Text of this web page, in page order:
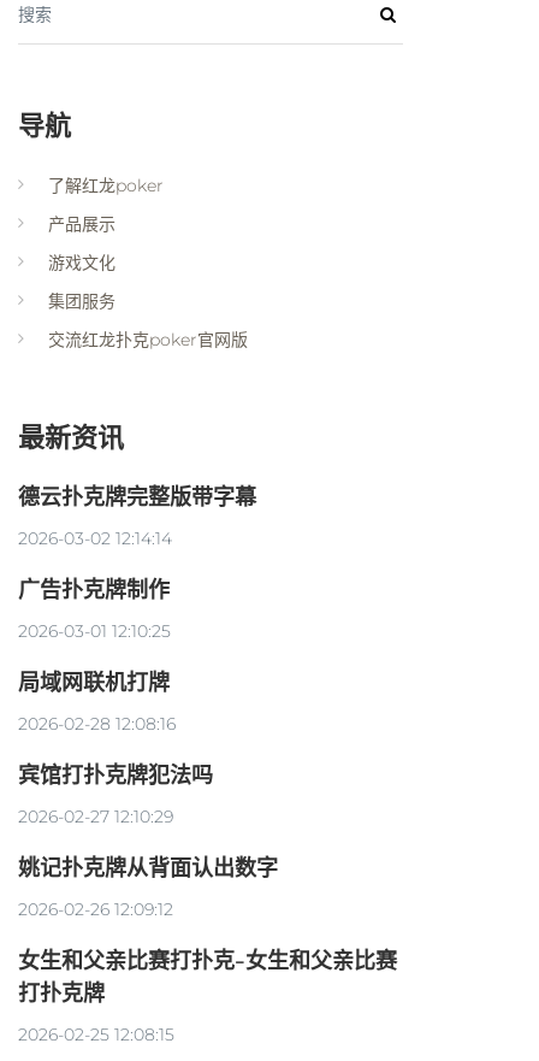
搜索
导航
了解红龙poker
产品展示
游戏文化
集团服务
交流红龙扑克poker官网版
最新资讯
德云扑克牌完整版带字幕
2026-03-02 12:14:14
广告扑克牌制作
2026-03-01 12:10:25
局域网联机打牌
2026-02-28 12:08:16
宾馆打扑克牌犯法吗
2026-02-27 12:10:29
姚记扑克牌从背面认出数字
2026-02-26 12:09:12
女生和父亲比赛打扑克-女生和父亲比赛
打扑克牌
2026-02-25 12:08:15